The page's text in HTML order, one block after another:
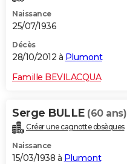
Dictionnaire
Biographies
Citations
Expressions
Proverbes
PROGRAMME TV
S'inscrire
Se connecter
Lycées
Collèges
Primaires
Universités
Entreprises
Service militaire
Avis de recherche
AVIS DE DÉCÈS
FORUM
Naissance
25/07/1936
Décès
28/10/2012 à Plumont
Famille BEVILACQUA
Serge BULLE (60 ans)
Créer une cagnotte obsèques
Naissance
15/03/1938 à Plumont